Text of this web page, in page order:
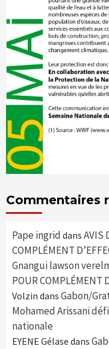
Commentaires
Pape ingrid dans AVIS
COMPLÉMENT
Gnangui lawson
POUR COMPLÉMENT
Volzin dans Gabon/
Mohamed Arissani
nationale
EYENE Gélase dans